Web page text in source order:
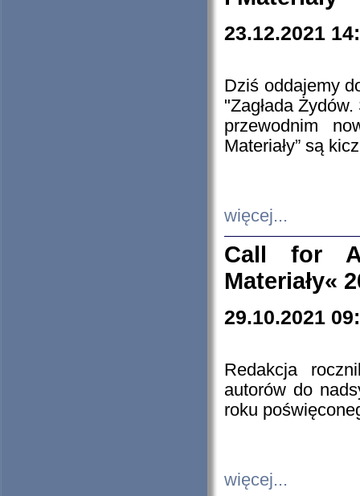
23.12.2021
Dziś oddajemy
"Zagłada
przewodnim
Materiały” są
więcej...
Call for
Materiały«
29.10.2021
Redakcja
autorów do
roku
więcej...